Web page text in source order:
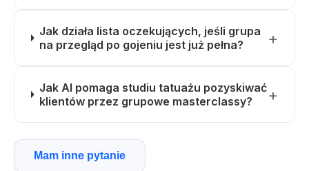
Jak działa lista oczekujących, jeśli grupa
na przegląd po gojeniu jest już pełna?
Jak AI pomaga studiu tatuażu pozyskiwać
klientów przez grupowe masterclassy?
Mam inne pytanie